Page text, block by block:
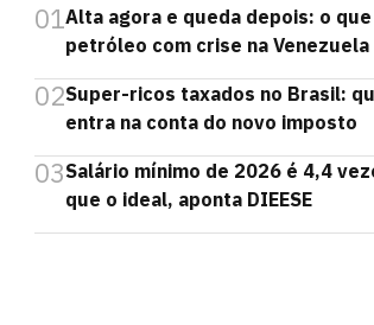
01Alta agora e queda depois: o
petróleo com crise na Venezuela
02Super-ricos taxados no Brasil:
entra na conta do novo imposto
03Salário mínimo de 2026 é 4,4
que o ideal, aponta DIEESE